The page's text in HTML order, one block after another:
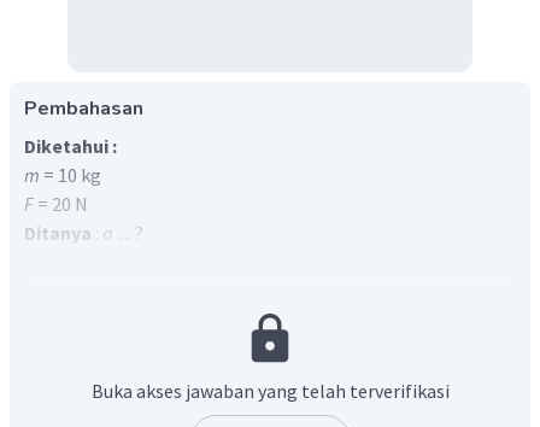
Pembahasan
Diketahui :
m = 10 kg
F= 20 N
Ditanya : a .... ?
Hukum II Newton sebagai berikut
percepatan. Maka Perecepatan bendanya adalah
Buka akses jawaban yang telah terverifikasi